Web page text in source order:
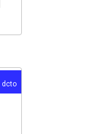
dcto